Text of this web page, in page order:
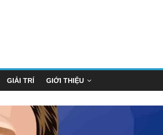
GIẢI TRÍ GIỚI THIỆU